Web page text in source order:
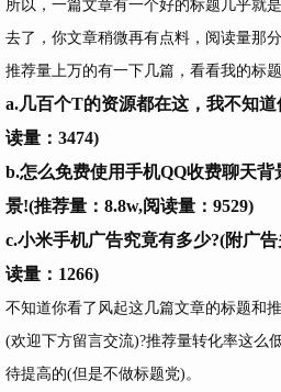
所以，一篇文章有一个好的标题几乎就
去了，你文章稍微再有点料，阅读量那
推荐量上万的有一下几篇，看看我的标题
a.几百个T的资源都在这，我不知
读量：3474)
b.怎么免费使用手机QQ收费聊天
景!(推荐量：8.8w,阅读量：9529)
c.小米手机广告究竟有多少?(附广
读量：1266)
不知道你看了风起这几篇文章的标题和
(欢迎下方留言交流)?推荐量转化率这么
待提高的(但是不做标题党)。